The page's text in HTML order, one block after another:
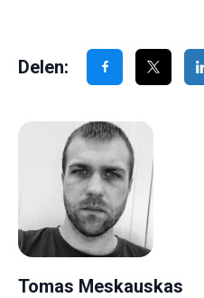
Delen:
Tomas Meskauskas